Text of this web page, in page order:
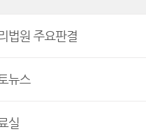
등기국
찾아오시는길
E-mail Club
재판기록열람복사예약
법원견학
법원 주요판결
뉴스
실